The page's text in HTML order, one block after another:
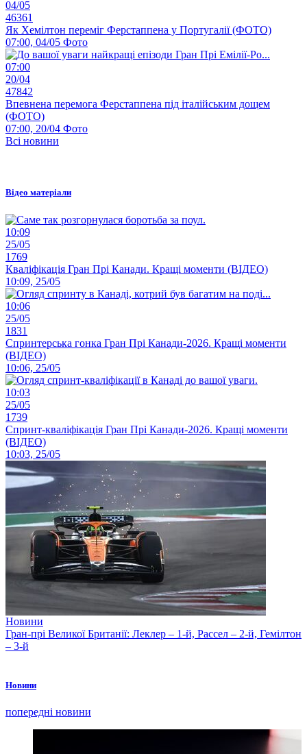
04/05
46361
Як Хемілтон переміг Ферстаппена у Португалії (ФОТО)
07:00, 04/05 Фото
07:00
20/04
47842
Впевнена перемога Ферстаппена під італійським дощем
(ФОТО)
07:00, 20/04 Фото
Всі новини
Відео матеріали
10:09
25/05
1769
Кваліфікація Гран Прі Канади. Кращі моменти (ВІДЕО)
10:09, 25/05
10:06
25/05
1831
Спринтерська гонка Гран Прі Канади-2026. Кращі моменти
(ВІДЕО)
10:06, 25/05
10:03
25/05
1739
Спринт-кваліфікація Гран Прі Канади-2026. Кращі моменти
(ВІДЕО)
10:03, 25/05
Новини
Гран-прі Великої Британії: Леклер – 1-й, Рассел – 2-й, Гемілтон
– 3-й
Новини
попередні новини